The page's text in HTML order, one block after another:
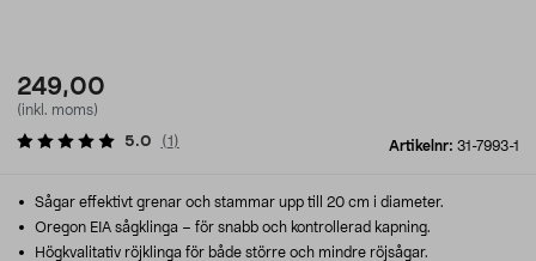
249,00
(inkl. moms)
Artikelnr: 31-7993-1
5.0 (1 )
Sågar effektivt grenar och stammar upp till 20 cm i diameter.
Oregon EIA sågklinga – för snabb och kontrollerad kapning.
Högkvalitativ röjklinga för både större och mindre röjsågar.